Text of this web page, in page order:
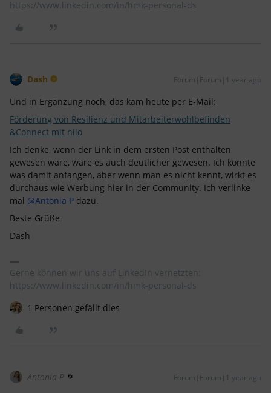
https://www.linkedin.com/in/hmk-personal-ds
Dash Forum|Forum|1 year ago
Und in Ergänzung noch, das kam heute per E-Mail:
Förderung von Resilienz und Mitarbeiterwohlbefinden
&Connect mit nilo
Ich denke, wenn der Link in dem ersten Post enthalten
gewesen wäre, wäre es auch deutlicher gewesen. Ich konnte
was damit anfangen, aber wenn man es nicht kennt, wirkt es
durchaus wie Werbung hier in der Community. Ich verlinke
mal ​ @Antonia P dazu.
Beste Grüße
Dash
Gerne können wir uns auf LinkedIn vernetzten:
https://www.linkedin.com/in/hmk-personal-ds
1 Personen gefällt dies
Antonia P Forum|Forum|1 year ago